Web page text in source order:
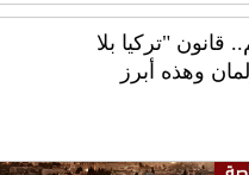
"تركيا بلا
وهذه أبرز